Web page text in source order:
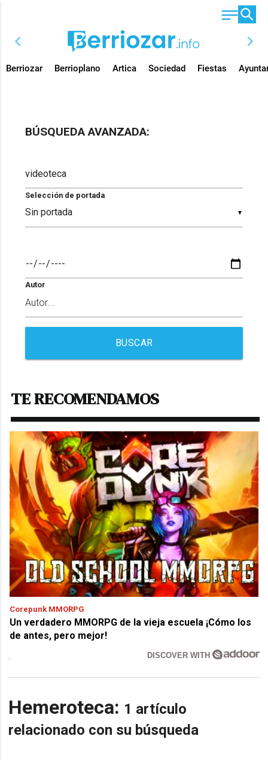
chevron_left chevron_right
Berriozar Berrioplano Artica Sociedad Fiestas
BÚSQUEDA AVANZADA:
▼
Selección de portada
Autor
BUSCAR
TE RECOMENDAMOS
Corepunk MMORPG
Un verdadero MMORPG de la vieja escuela ¡Cómo los
de antes, pero mejor!
DISCOVER WITH
Hemeroteca: 1 artículo
relacionado con su búsqueda